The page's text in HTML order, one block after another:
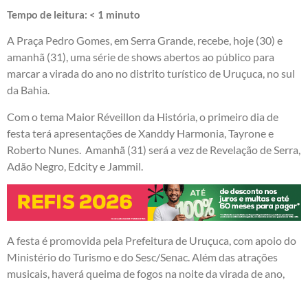
Tempo de leitura: < 1 minuto
A Praça Pedro Gomes, em Serra Grande, recebe, hoje (30) e
amanhã (31), uma série de shows abertos ao público para
marcar a virada do ano no distrito turístico de Uruçuca, no sul
da Bahia.
Com o tema Maior Réveillon da História, o primeiro dia de
festa terá apresentações de Xanddy Harmonia, Tayrone e
Roberto Nunes. Amanhã (31) será a vez de Revelação de Serra,
Adão Negro, Edcity e Jammil.
A festa é promovida pela Prefeitura de Uruçuca, com apoio do
Ministério do Turismo e do Sesc/Senac. Além das atrações
musicais, haverá queima de fogos na noite da virada de ano,